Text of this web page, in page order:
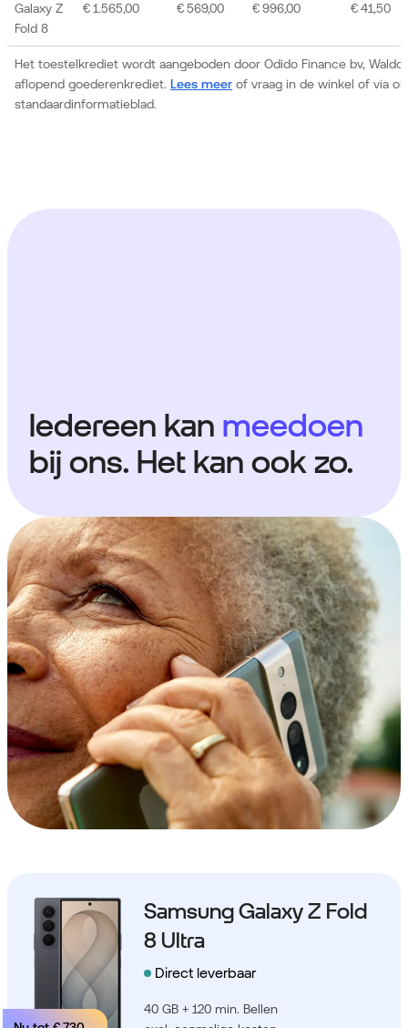
Het toestelkrediet wordt aangeboden door Odido Finance bv,
aflopend goederenkrediet. Lees meer of vraag in de winkel of via
standaardinformatieblad.
Galaxy Z
Fold 8
€ 1.565,00 € 569,00 € 996,00 € 41,50
Iedereen kan meedoen
bij ons. Het kan ook zo.
Samsung Galaxy Z Fold
8 Ultra
Direct leverbaar
40 GB + 120 min. Bellen